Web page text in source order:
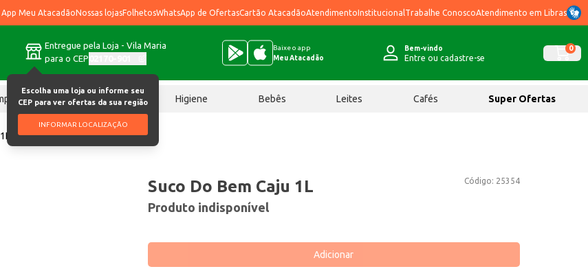
App Meu AtacadãoNossas lojasFolhetosWhatsApp de OfertasCartão AtacadãoAtendimentoInstitucional Trabalhe ConoscoAtendimento em Libras
Entregue pela Loja - Vila Maria
para o CEP
Escolha uma loja ou informe seu
CEP para ver ofertas da sua região
INFORMAR LOCALIZAÇÃO
Baixe o app
Meu Atacadão
Bem-vindo
Entre ou cadastre-se
0
Chocolates Higiene Bebês Leites Cafés Super Ofertas
Código: 25354
Suco Do Bem Caju 1L
Produto indisponível
Adicionar